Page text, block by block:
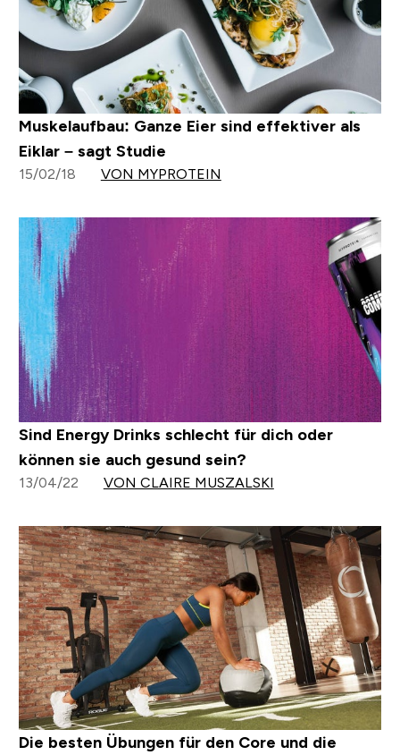
Muskelaufbau: Ganze Eier sind effektiver als
Eiklar – sagt Studie
15/02/18 VON MYPROTEIN
Sind Energy Drinks schlecht für dich oder
können sie auch gesund sein?
13/04/22 VON CLAIRE MUSZALSKI
Die besten Übungen für den Core und die